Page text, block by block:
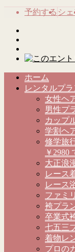
予約する シ
ホーム
レンタルプラ
女性ヘ
男性プ
カップ
学割ヘ
修学旅
￥2980
大正浪
レース
レース
ファミ
袴プラ
卒業式
七五三
着物レ
プロの